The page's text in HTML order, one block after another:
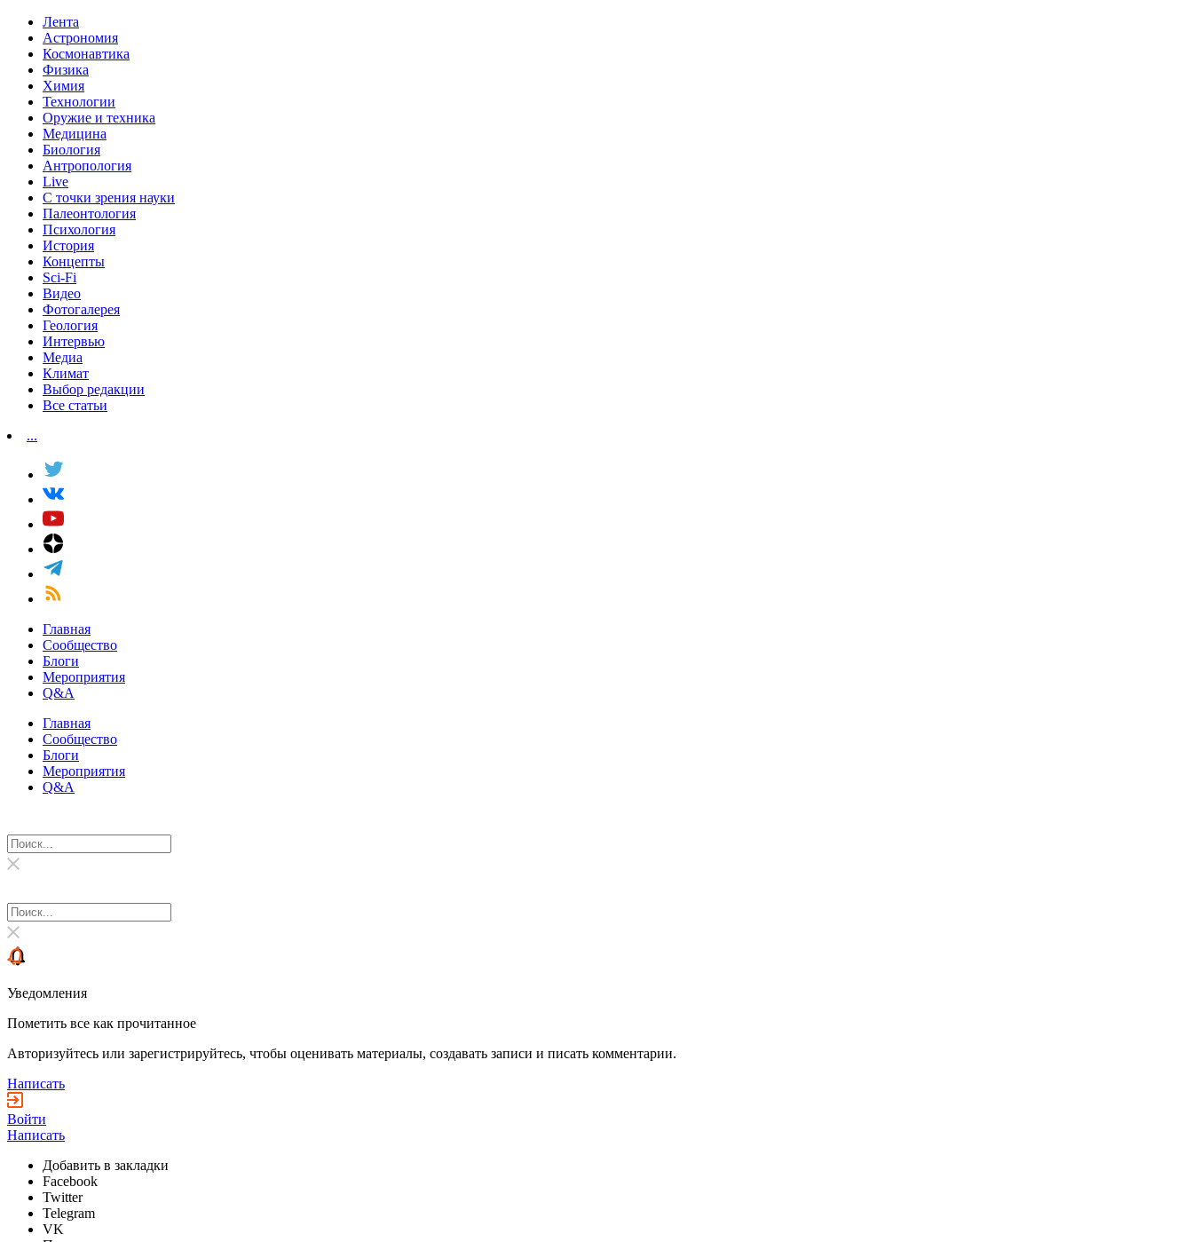
Лента
Астрономия
Космонавтика
Физика
Химия
Технологии
Оружие и техника
Медицина
Биология
Антропология
Live
С точки зрения науки
Палеонтология
Психология
История
Концепты
Sci-Fi
Видео
Фотогалерея
Геология
Интервью
Медиа
Климат
Выбор редакции
Все статьи
...
Главная
Сообщество
Блоги
Мероприятия
Q&A
Главная
Сообщество
Блоги
Мероприятия
Q&A
Уведомления
Пометить все как прочитанное
Авторизуйтесь или зарегистрируйтесь, чтобы оценивать материалы, создавать записи и писать комментарии.
Написать
Войти
Написать
Добавить в закладки
Facebook
Twitter
Telegram
VK